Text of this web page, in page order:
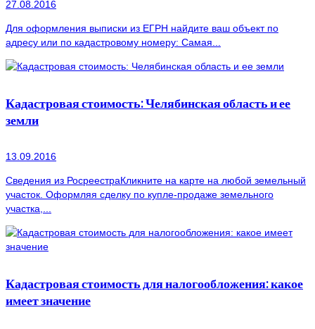
27.08.2016
Для оформления выписки из ЕГРН найдите ваш объект по
адресу или по кадастровому номеру: Самая...
Кадастровая стоимость: Челябинская область и ее
земли
13.09.2016
Сведения из РосреестраКликните на карте на любой земельный
участок. Оформляя сделку по купле-продаже земельного
участка,...
Кадастровая стоимость для налогообложения: какое
имеет значение